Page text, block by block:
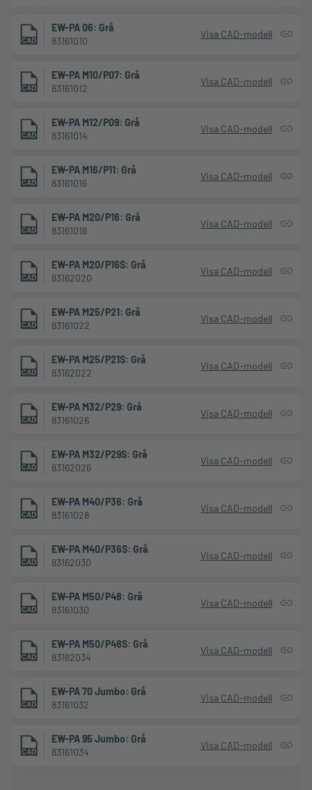
EW-PA 06: Grå
83161010
Visa CAD-modell
EW-PA M10/P07: Grå
83161012
Visa CAD-modell
EW-PA M12/P09: Grå
83161014
Visa CAD-modell
EW-PA M16/P11: Grå
83161016
Visa CAD-modell
EW-PA M20/P16: Grå
83161018
Visa CAD-modell
EW-PA M20/P16S: Grå
83162020
Visa CAD-modell
EW-PA M25/P21: Grå
83161022
Visa CAD-modell
EW-PA M25/P21S: Grå
83162022
Visa CAD-modell
EW-PA M32/P29: Grå
83161026
Visa CAD-modell
EW-PA M32/P29S: Grå
83162026
Visa CAD-modell
EW-PA M40/P36: Grå
83161028
Visa CAD-modell
EW-PA M40/P36S: Grå
83162030
Visa CAD-modell
EW-PA M50/P48: Grå
83161030
Visa CAD-modell
EW-PA M50/P48S: Grå
83162034
Visa CAD-modell
EW-PA 70 Jumbo: Grå
83161032
Visa CAD-modell
EW-PA 95 Jumbo: Grå
83161034
Visa CAD-modell